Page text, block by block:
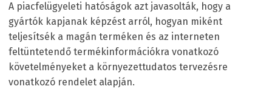
A piacfelügyeleti hatóságok azt javasolták, hogy a
gyártók kapjanak képzést arról, hogyan miként
teljesítsék a magán terméken és az interneten
feltüntetendő termékinformációkra vonatkozó
követelményeket a környezettudatos tervezésre
vonatkozó rendelet alapján.